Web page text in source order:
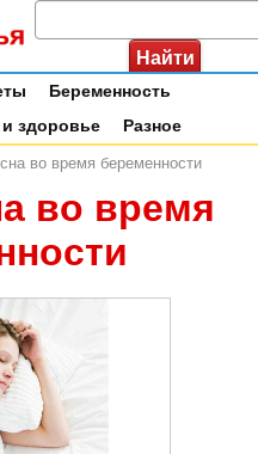
Беременность
и здоровье Разное
во время беременности
во время